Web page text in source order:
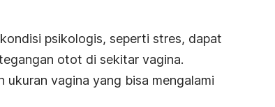
psikologis, seperti stres, dapat
otot di sekitar vagina.
vagina yang bisa mengalami